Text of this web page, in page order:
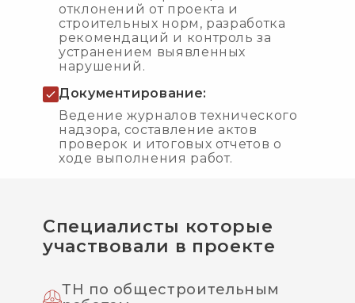
отклонений от проекта и
строительных норм, разработка
рекомендаций и контроль за
устранением выявленных
нарушений.
Документирование:
Ведение журналов технического
надзора, составление актов
проверок и итоговых отчетов о
ходе выполнения работ.
Специалисты которые
участвовали в проекте
ТН по общестроительным